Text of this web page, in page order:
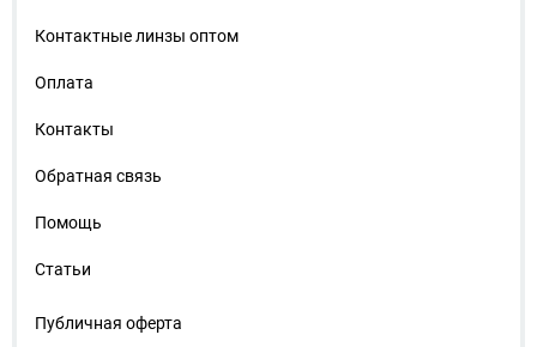
Контактные линзы оптом
Оплата
Контакты
Обратная связь
Помощь
Статьи
Публичная оферта